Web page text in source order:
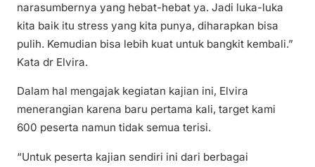
narasumbernya yang hebat-hebat ya. Jadi luka-luka
kita baik itu stress yang kita punya, diharapkan bisa
pulih. Kemudian bisa lebih kuat untuk bangkit kembali.”
Kata dr Elvira.
Dalam hal mengajak kegiatan kajian ini, Elvira
menerangian karena baru pertama kali, target kami
600 peserta namun tidak semua terisi.
“Untuk peserta kajian sendiri ini dari berbagai